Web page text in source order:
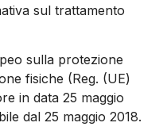
sul trattamento
sulla protezione
fisiche (Reg. (UE)
in data 25 maggio
dal 25 maggio 2018.